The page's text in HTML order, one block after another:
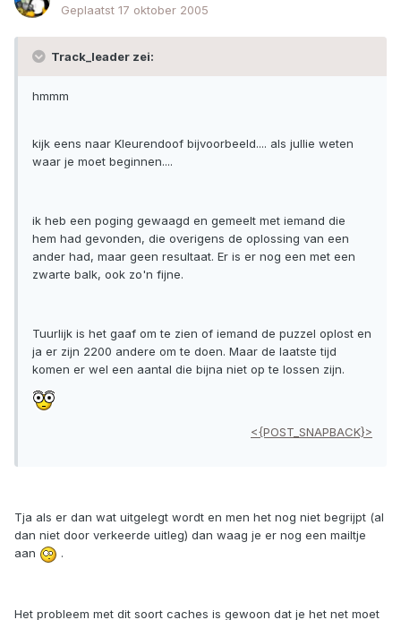
Geplaatst 17 oktober 2005
Track_leader zei:
hmmm
kijk eens naar Kleurendoof bijvoorbeeld.... als jullie weten
waar je moet beginnen....
ik heb een poging gewaagd en gemeelt met iemand die
hem had gevonden, die overigens de oplossing van een
ander had, maar geen resultaat. Er is er nog een met een
zwarte balk, ook zo'n fijne.
Tuurlijk is het gaaf om te zien of iemand de puzzel oplost en
ja er zijn 2200 andere om te doen. Maar de laatste tijd
komen er wel een aantal die bijna niet op te lossen zijn.
<{POST_SNAPBACK}>
Tja als er dan wat uitgelegt wordt en men het nog niet begrijpt (al
dan niet door verkeerde uitleg) dan waag je er nog een mailtje
aan
.
Het probleem met dit soort caches is gewoon dat je het net moet